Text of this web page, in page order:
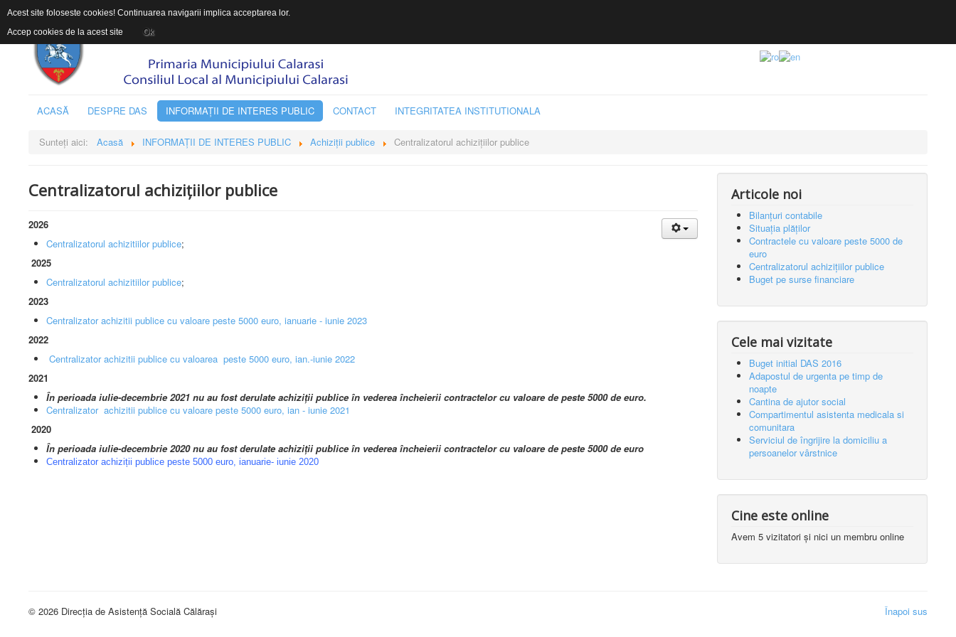
ACASĂ DESPRE DAS INFORMAŢII DE INTERES PUBLIC CONTACT INTEGRITATEA INSTITUTIONALA
Sunteți aici: Acasă INFORMAŢII DE INTERES PUBLIC Achiziții publice Centralizatorul achizițiilor publice
Centralizatorul achizițiilor publice
2026
Centralizatorul achizitiilor publice;
2025
Centralizatorul achizitiilor publice;
2023
Centralizator achizitii publice cu valoare peste 5000 euro, ianuarie - iunie 2023
2022
Centralizator achizitii publice cu valoarea peste 5000 euro, ian.-iunie 2022
2021
În perioada iulie-decembrie 2021 nu au fost derulate achiziții publice în vederea încheierii contractelor cu valoare de peste 5000 de euro.
Centralizator achizitii publice cu valoare peste 5000 euro, ian - iunie 2021
2020
În perioada iulie-decembrie 2020 nu au fost derulate achiziții publice în vederea încheierii contractelor cu valoare de peste 5000 de euro
Centralizator achiziții publice peste 5000 euro, ianuarie- iunie 2020
Articole noi
Bilanțuri contabile
Situația plăților
Contractele cu valoare peste 5000 de
euro
Centralizatorul achizițiilor publice
Buget pe surse financiare
Cele mai vizitate
Buget initial DAS 2016
Adapostul de urgenta pe timp de
noapte
Cantina de ajutor social
Compartimentul asistenta medicala si
comunitara
Serviciul de îngrijire la domiciliu a
persoanelor vârstnice
Cine este online
Avem 5 vizitatori și nici un membru online
Înapoi sus
© 2026 Direcția de Asistență Socială Călărași
Acest site foloseste cookies! Continuarea navigarii implica acceptarea lor.
Accep cookies de la acest site
Ok